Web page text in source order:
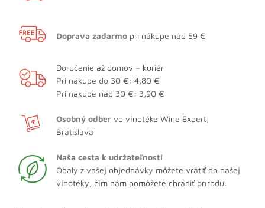
Doprava zadarmo pri nákupe nad 59 €
Doručenie až domov – kuriér
Pri nákupe do 30 €: 4,80 €
Pri nákupe nad 30 €: 3,90 €
Osobný odber vo vínotéke Wine Expert,
Bratislava
Naša cesta k udržateľnosti
Obaly z vašej objednávky môžete vrátiť do našej
vínotéky, čím nám pomôžete chrániť prírodu.